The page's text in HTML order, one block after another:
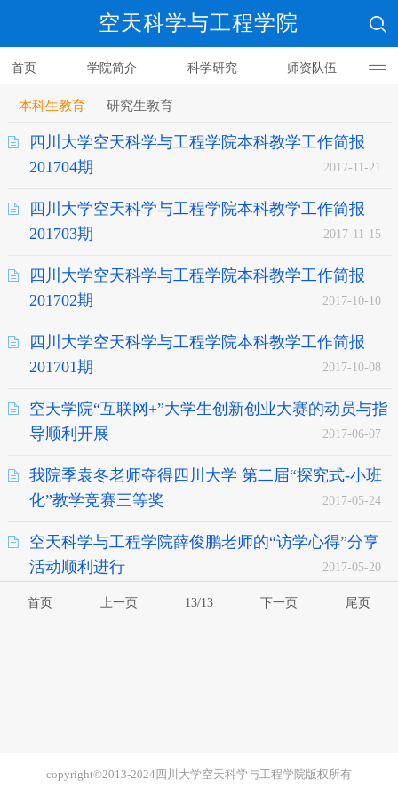
空天科学与工程学院
首页 学院简介 科学研究 师资队伍
人才培养
本科生教育 研究生教育
四川大学空天科学与工程学院本科教学工作简报
201704期
2017-11-21
四川大学空天科学与工程学院本科教学工作简报
201703期
2017-11-15
四川大学空天科学与工程学院本科教学工作简报
201702期
2017-10-10
四川大学空天科学与工程学院本科教学工作简报
201701期
2017-10-08
空天学院“互联网+”大学生创新创业大赛的动员与指
导顺利开展
2017-06-07
我院季袁冬老师夺得四川大学 第二届“探究式-小班
化”教学竞赛三等奖
2017-05-24
空天科学与工程学院薛俊鹏老师的“访学心得”分享
活动顺利进行
2017-05-20
首页 上一页 13/13 下一页 尾页
copyright©2013-2024四川大学空天科学与工程学院版权所有